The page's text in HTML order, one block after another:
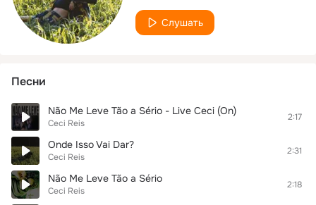
Слушать
Песни
Não Me Leve Tão a Sério - Live Ceci (On)
Ceci Reis
2:17
Onde Isso Vai Dar?
Ceci Reis
2:31
Não Me Leve Tão a Sério
Ceci Reis
2:18